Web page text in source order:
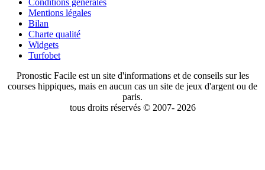
Conditions générales
Mentions légales
Bilan
Charte qualité
Widgets
Turfobet
Pronostic Facile est un site d'informations et de conseils sur les
courses hippiques, mais en aucun cas un site de jeux d'argent ou de
paris.
tous droits réservés © 2007- 2026